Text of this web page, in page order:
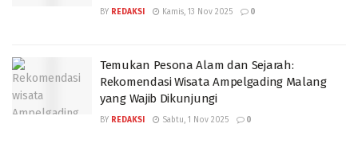
BY REDAKSI Kamis, 13 Nov 2025 0
Temukan Pesona Alam dan Sejarah:
Rekomendasi Wisata Ampelgading Malang
yang Wajib Dikunjungi
BY REDAKSI Sabtu, 1 Nov 2025 0